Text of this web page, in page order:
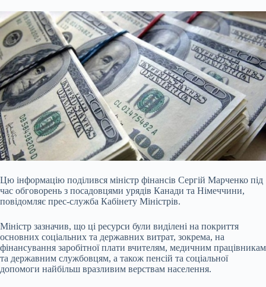
Цю інформацію поділився міністр фінансів Сергій Марченко під
час обговорень з посадовцями урядів Канади та Німеччини,
повідомляє прес-служба Кабінету Міністрів.
Міністр зазначив, що ці ресурси були виділені на покриття
основних соціальних та державних витрат, зокрема, на
фінансування заробітної плати вчителям, медичним працівникам
та державним службовцям, а також пенсій та соціальної
допомоги найбільш вразливим верствам населення.